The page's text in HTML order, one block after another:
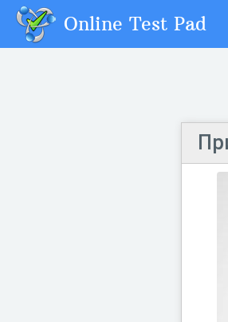
Online Test Pad